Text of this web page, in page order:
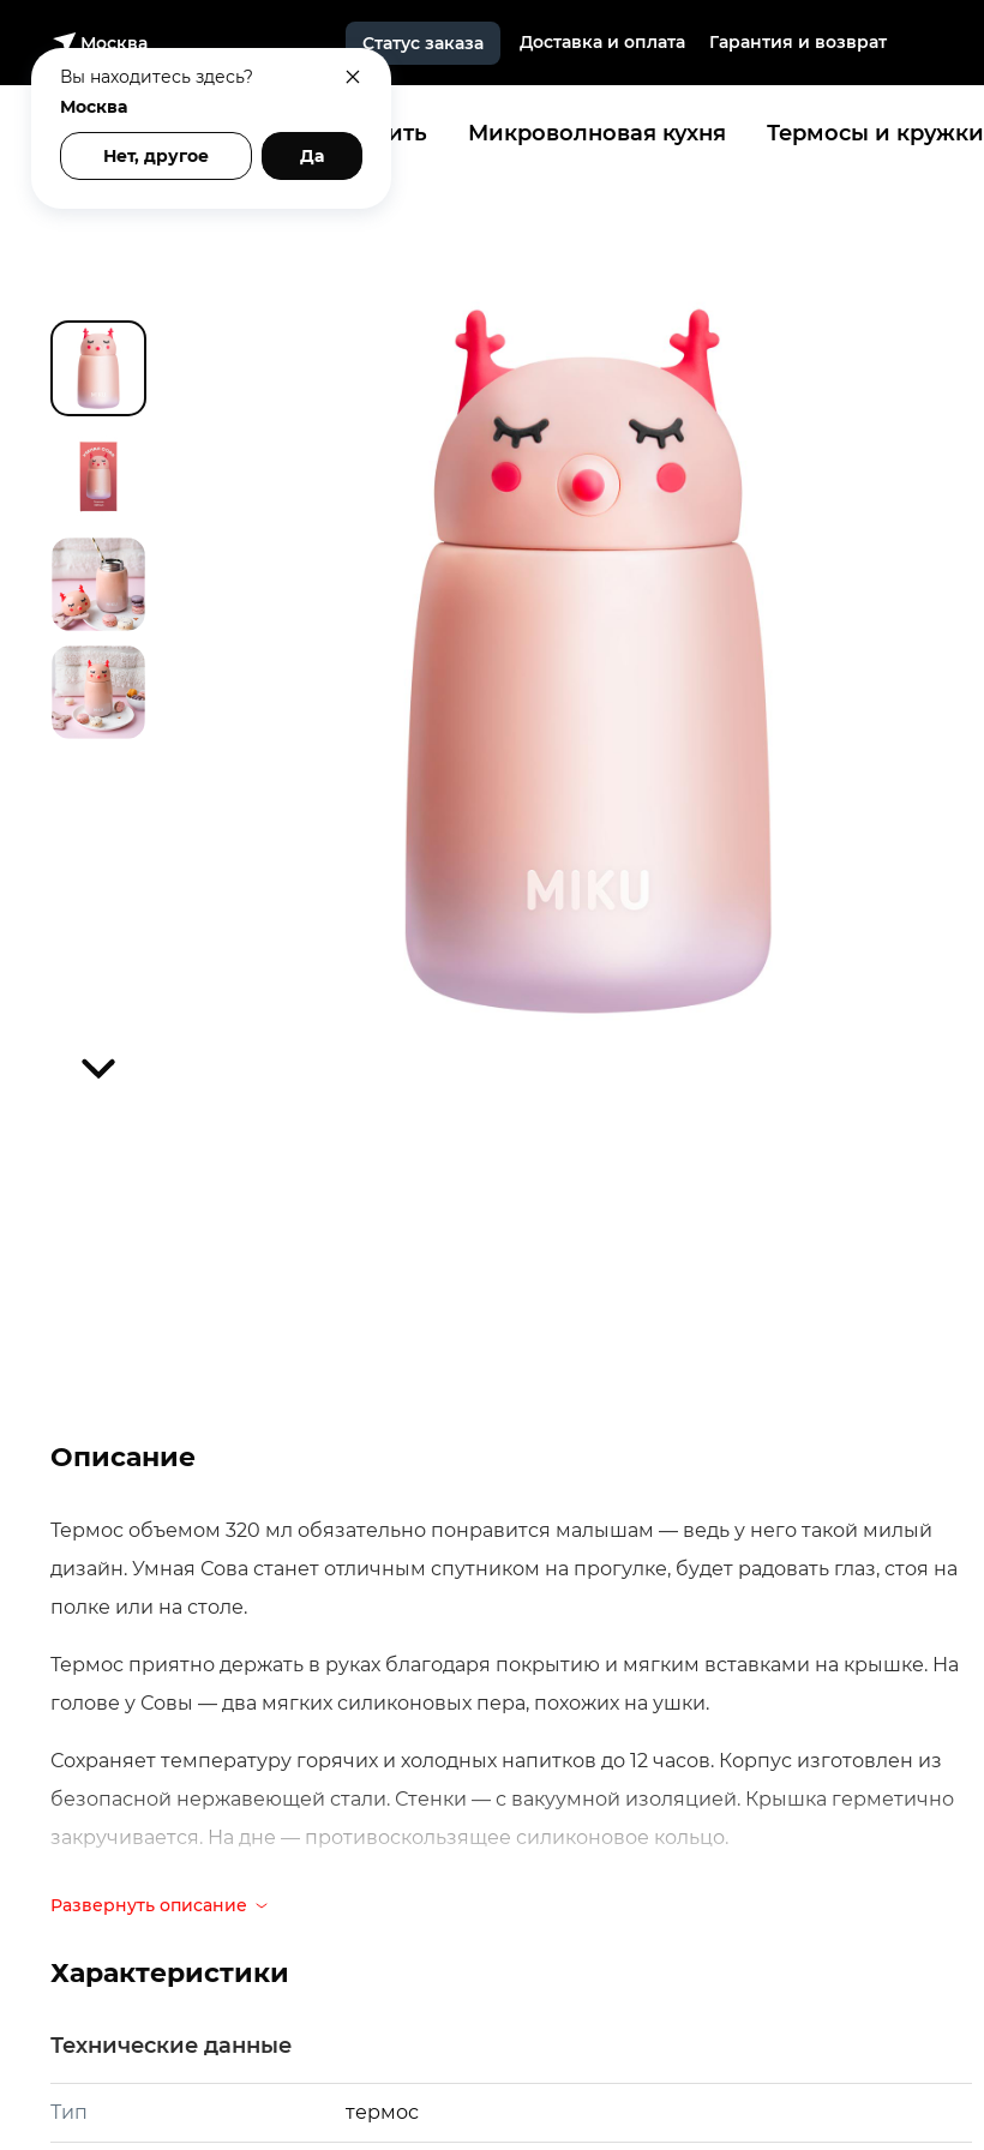
Вы находитесь здесь?
Москва
Нет, другое Да
Москва Доставка и оплата Гарантия и возврат
Статус заказа
Купить Микроволновая кухня Термосы и кружки
Описание
Термос объемом 320 мл обязательно понравится малышам — ведь у него такой милый
дизайн. Умная Сова станет отличным спутником на прогулке, будет радовать глаз, стоя на
полке или на столе.
Термос приятно держать в руках благодаря покрытию и мягким вставками на крышке. На
голове у Совы — два мягких силиконовых пера, похожих на ушки.
Сохраняет температуру горячих и холодных напитков до 12 часов. Корпус изготовлен из
безопасной нержавеющей стали. Стенки — с вакуумной изоляцией. Крышка герметично
закручивается. На дне — противоскользящее силиконовое кольцо.
Правила безопасности
термосом — и он прослужит многие годы.
Не наливайте слишком горячий напиток, чтобы ребенок не обжегся. Помогайте детям
Мойте вручную, после каждого использования, при помощи обычного моющего
Развернуть описание
Характеристики
Технические данные
Тип термос